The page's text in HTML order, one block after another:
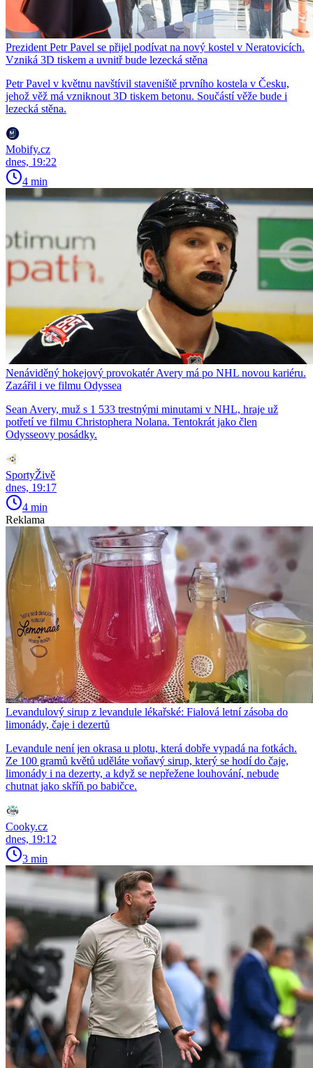
Prezident Petr Pavel se přijel podívat na nový kostel v Neratovicích.
Vzniká 3D tiskem a uvnitř bude lezecká stěna
Petr Pavel v květnu navštívil staveniště prvního kostela v Česku,
jehož věž má vzniknout 3D tiskem betonu. Součástí věže bude i
lezecká stěna.
Mobify.cz
dnes, 19:22
4 min
Nenáviděný hokejový provokatér Avery má po NHL novou kariéru.
Zazářil i ve filmu Odyssea
Sean Avery, muž s 1 533 trestnými minutami v NHL, hraje už
potřetí ve filmu Christophera Nolana. Tentokrát jako člen
Odysseovy posádky.
SportyŽivě
dnes, 19:17
4 min
Reklama
Levandulový sirup z levandule lékařské: Fialová letní zásoba do
limonády, čaje i dezertů
Levandule není jen okrasa u plotu, která dobře vypadá na fotkách.
Ze 100 gramů květů uděláte voňavý sirup, který se hodí do čaje,
limonády i na dezerty, a když se nepřežene louhování, nebude
chutnat jako skříň po babičce.
Cooky.cz
dnes, 19:12
3 min